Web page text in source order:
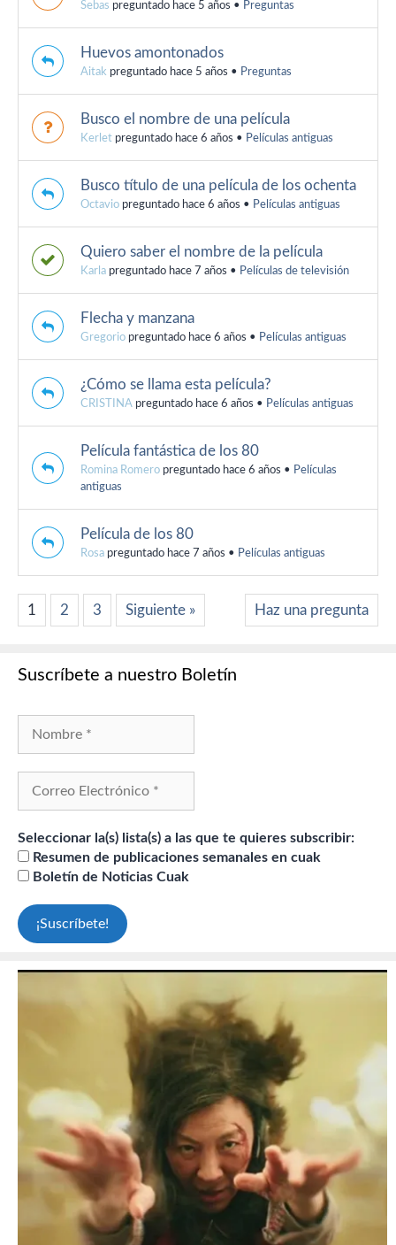
Sebas preguntado hace 5 años • Preguntas
Huevos amontonados
Aitak preguntado hace 5 años • Preguntas
Busco el nombre de una película
Kerlet preguntado hace 6 años • Películas antiguas
Busco título de una película de los ochenta
Octavio preguntado hace 6 años • Películas antiguas
Quiero saber el nombre de la película
Karla preguntado hace 7 años • Películas de televisión
Flecha y manzana
Gregorio preguntado hace 6 años • Películas antiguas
¿Cómo se llama esta película?
CRISTINA preguntado hace 6 años • Películas antiguas
Película fantástica de los 80
Romina Romero preguntado hace 6 años • Películas
antiguas
Película de los 80
Rosa preguntado hace 7 años • Películas antiguas
1 2 3 Siguiente » Haz una pregunta
Suscríbete a nuestro Boletín
Seleccionar la(s) lista(s) a las que te quieres subscribir:
Resumen de publicaciones semanales en cuak
Boletín de Noticias Cuak